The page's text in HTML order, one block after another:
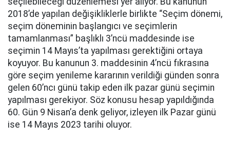
2018’de yapılan değişikliklerle birlikte “Seçim dönemi,
seçim döneminin başlangıcı ve seçimlerin
tamamlanması” başlıklı 3’ncü maddesinde ise
seçimin 14 Mayıs’ta yapılması gerektiğini ortaya
koyuyor. Bu kanunun 3. maddesinin 4’ncü fıkrasına
göre seçim yenileme kararının verildiği günden sonra
gelen 60’ncı günü takip eden ilk pazar günü seçimin
yapılması gerekiyor. Söz konusu hesap yapıldığında
60. Gün 9 Nisan’a denk geliyor, izleyen ilk Pazar günü
ise 14 Mayıs 2023 tarihi oluyor.